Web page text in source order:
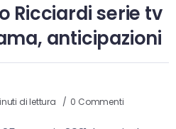
Ricciardi serie tv
anticipazioni
di lettura 0 Commenti